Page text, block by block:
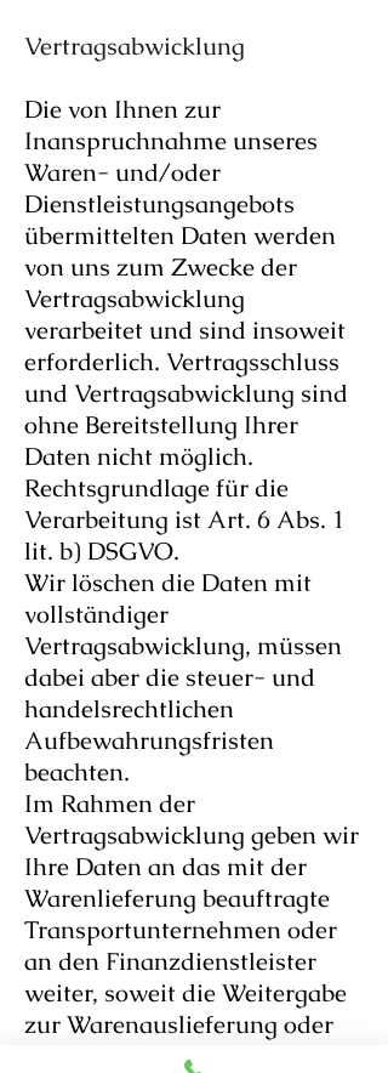
Vertragsabwicklung
Die von Ihnen zur
Inanspruchnahme unseres
Waren- und/oder
Dienstleistungsangebots
übermittelten Daten werden
von uns zum Zwecke der
Vertragsabwicklung
verarbeitet und sind insoweit
erforderlich. Vertragsschluss
und Vertragsabwicklung sind
ohne Bereitstellung Ihrer
Daten nicht möglich.
Rechtsgrundlage für die
Verarbeitung ist Art. 6 Abs. 1
lit. b) DSGVO.
Wir löschen die Daten mit
vollständiger
Vertragsabwicklung, müssen
dabei aber die steuer- und
handelsrechtlichen
Aufbewahrungsfristen
beachten.
Im Rahmen der
Vertragsabwicklung geben wir
Ihre Daten an das mit der
Warenlieferung beauftragte
Transportunternehmen oder
an den Finanzdienstleister
weiter, soweit die Weitergabe
zur Warenauslieferung oder
zu Bezahlzwecken erforderlich